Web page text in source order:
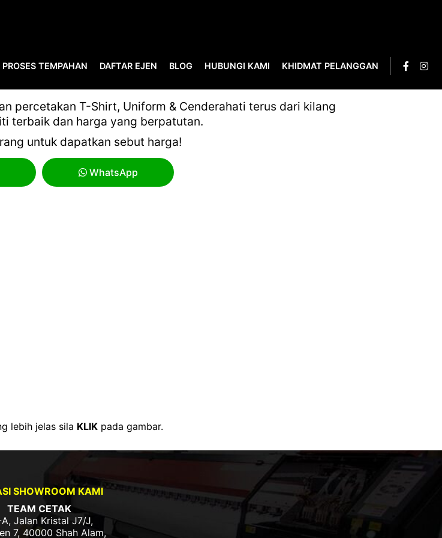
PROSES TEMPAHAN DAFTAR EJEN BLOG HUBUNGI KAMI KHIDMAT PELANGGAN
percetakan T-Shirt, Uniform & Cenderahati terus dari kilang
terbaik dan harga yang berpatutan.
untuk dapatkan sebut harga!
WhatsApp
lebih jelas sila KLIKpada gambar.
SHOWROOM KAMI
TEAM CETAK
Jalan Kristal J7/J,
7, 40000 Shah Alam,